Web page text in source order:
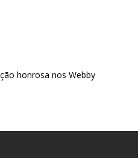
honrosa nos Webby